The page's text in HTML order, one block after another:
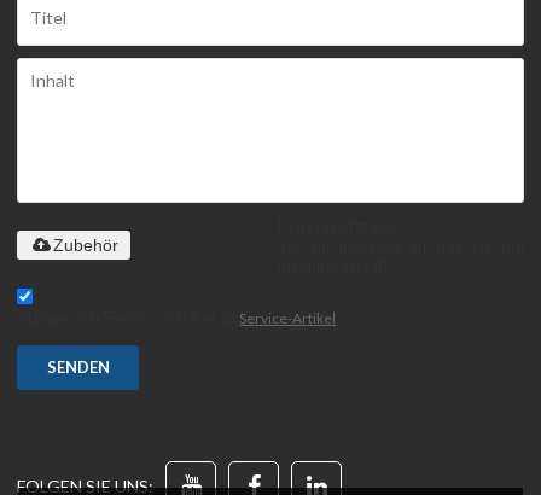
Zubehör
Service-Artikel
SENDEN
FOLGEN SIE UNS: